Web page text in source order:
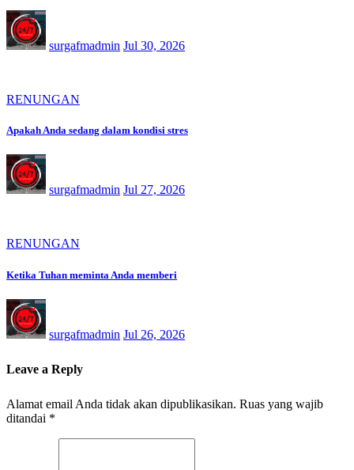
surgafmadmin Jul 30, 2026
RENUNGAN
Apakah Anda sedang dalam kondisi stres
surgafmadmin Jul 27, 2026
RENUNGAN
Ketika Tuhan meminta Anda memberi
surgafmadmin Jul 26, 2026
Leave a Reply
Alamat email Anda tidak akan dipublikasikan. Ruas yang wajib
ditandai *